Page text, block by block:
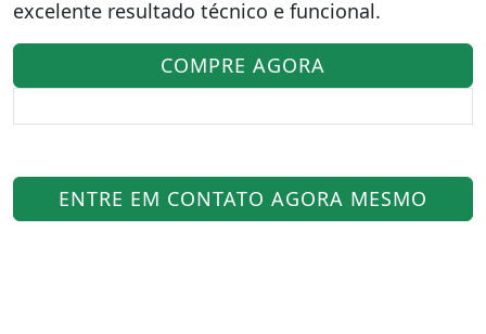
excelente resultado técnico e funcional.
COMPRE AGORA
ENTRE EM CONTATO AGORA MESMO